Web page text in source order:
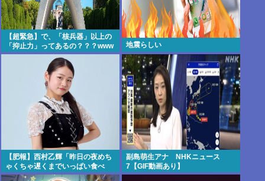
【超緊急】で、「核兵器」以上の
「抑止力」ってあるの？？？www
地震らしい
【肥報】西村乙輝「昨日の夜めち
ゃくちゃ遅くまでいっぱい食べ
た。今日もいっぱい食べてやる」
副島萌生アナ NHKニュース
7【GIF動画あり】